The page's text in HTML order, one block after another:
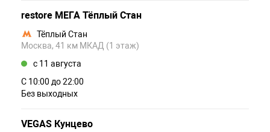
restore МЕГА Тёплый Стан
Тёплый Стан
Москва, 41 км МКАД (1 этаж)
c 11 августа
С 10:00 до 22:00
Без выходных
VEGAS Кунцево